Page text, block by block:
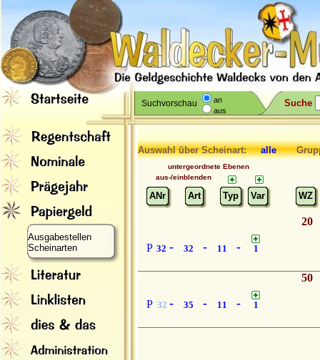
Suchvorschau
an
aus
Suche
Ausgabestellen
Scheinarten
Auswahl über Scheinart:alle
untergeordnete Ebenen
aus-/einblenden
ANr Art Typ Var WZ
P 32 - 32 - 11 - 1
20
P 32 - 35 - 11 - 1
50